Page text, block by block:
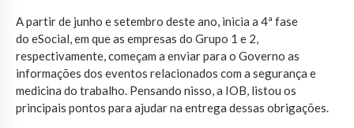
A partir de junho e setembro deste ano, inicia a 4ª fase
do eSocial, em que as empresas do Grupo 1 e 2,
respectivamente, começam a enviar para o Governo as
informações dos eventos relacionados com a segurança e
medicina do trabalho. Pensando nisso, a IOB, listou os
principais pontos para ajudar na entrega dessas obrigações.